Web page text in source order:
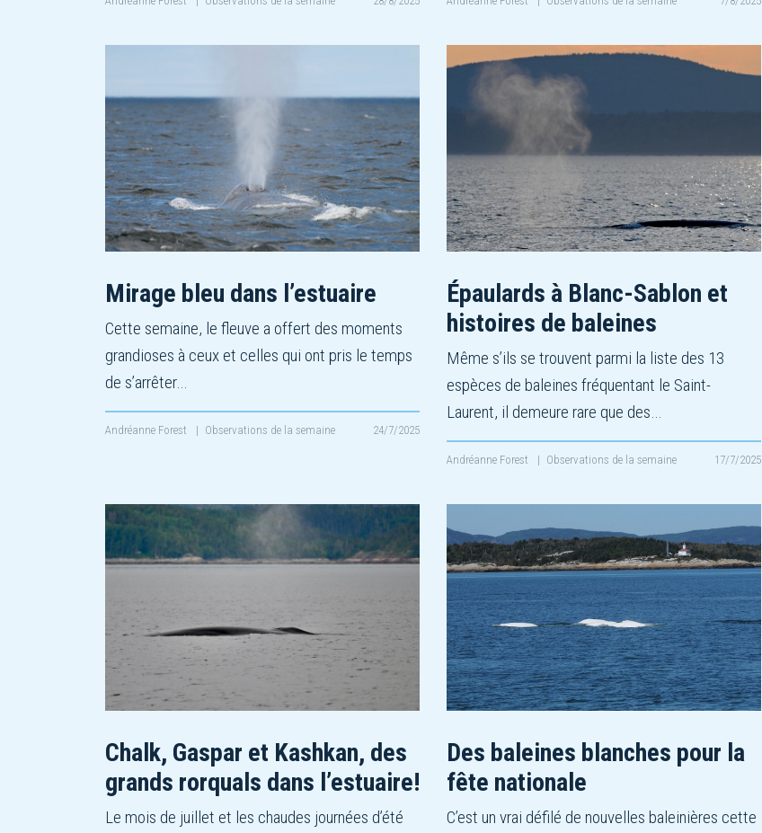
Mirage bleu dans l’estuaire
Cette semaine, le fleuve a offert des moments
grandioses à ceux et celles qui ont pris le temps
de s’arrêter…
Andréanne Forest | Observations de la semaine 24/7/2025
Épaulards à Blanc-Sablon et
histoires de baleines
Même s’ils se trouvent parmi la liste des 13
espèces de baleines fréquentant le Saint-
Laurent, il demeure rare que des…
Andréanne Forest | Observations de la semaine 17/7/2025
Chalk, Gaspar et Kashkan, des
grands rorquals dans l’estuaire!
Le mois de juillet et les chaudes journées d’été
Des baleines blanches pour la
fête nationale
C’est un vrai défilé de nouvelles baleinières cette